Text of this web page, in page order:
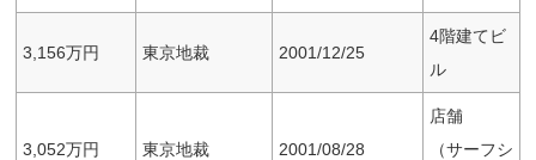
3,156万円 東京地裁 2001/12/25
4階建てビ
ル
3,052万円 東京地裁 2001/08/28
店舗
（サーフシ